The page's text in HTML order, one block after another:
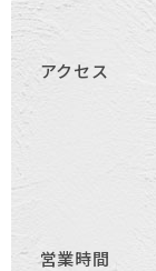
アクセス
営業時間